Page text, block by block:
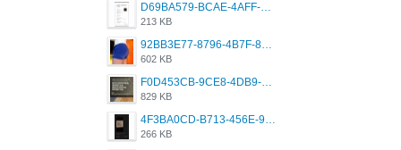
D69BA579-BCAE-4AFF-BB66-B559C4A6E2E3.jpeg
213 KB
92BB3E77-8796-4B7F-8C5A-2E41554E96A0.jpeg
602 KB
F0D453CB-9CE8-4DB9-9EFD-553B1D2FEBB1.jpeg
829 KB
4F3BA0CD-B713-456E-9DBC-814C6D19D607.jpeg
266 KB